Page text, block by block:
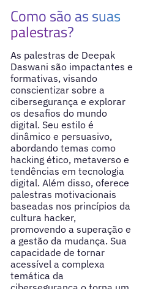
Como são as suas
palestras?
As palestras de Deepak
Daswani são impactantes e
formativas, visando
conscientizar sobre a
cibersegurança e explorar
os desafios do mundo
digital. Seu estilo é
dinâmico e persuasivo,
abordando temas como
hacking ético, metaverso e
tendências em tecnologia
digital. Além disso, oferece
palestras motivacionais
baseadas nos princípios da
cultura hacker,
promovendo a superação e
a gestão da mudança. Sua
capacidade de tornar
acessível a complexa
temática da